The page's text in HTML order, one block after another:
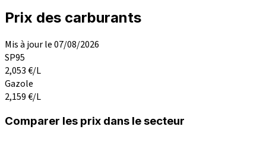
Prix des carburants
Mis à jour le 07/08/2026
SP95
2,053€/L
Gazole
2,159€/L
Comparer les prix dans le secteur